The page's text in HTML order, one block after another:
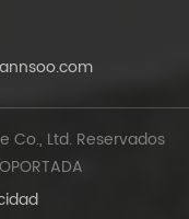
Co., Ltd. Reservados